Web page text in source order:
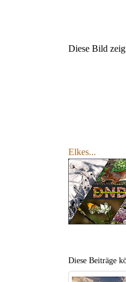
Diese Bild
Elkes...
Diese Beiträge